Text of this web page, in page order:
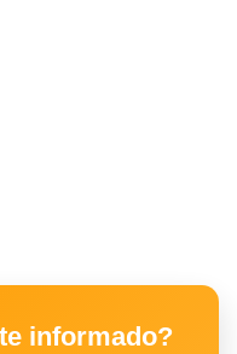
informado?